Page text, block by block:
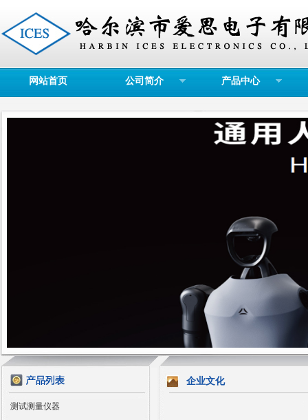
网站首页 公司简介 产品中心
测试测量仪器
企业文化